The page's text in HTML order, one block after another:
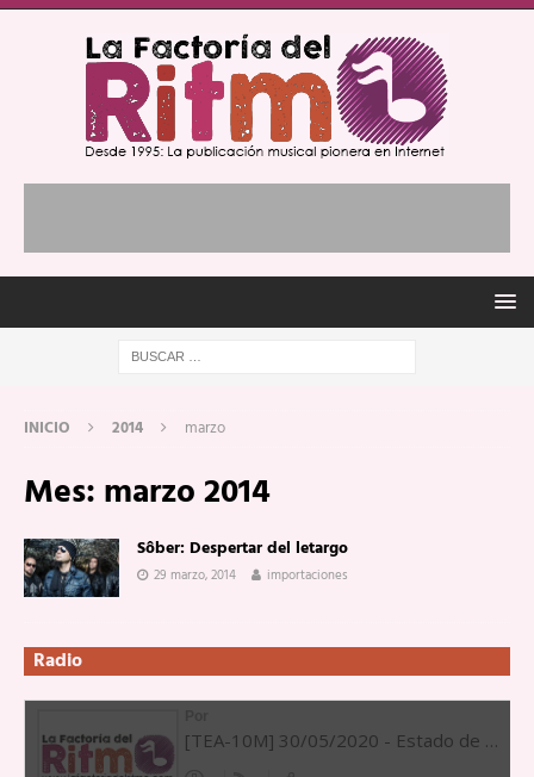
INICIO 2014 marzo
Mes: marzo 2014
Sôber: Despertar del letargo
29 marzo, 2014 importaciones
Radio